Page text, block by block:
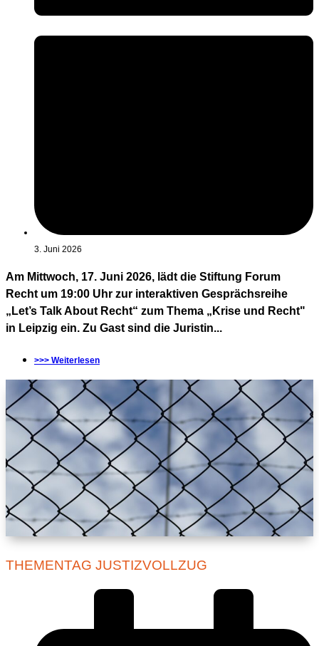
3. Juni 2026
Am Mittwoch, 17. Juni 2026, lädt die Stiftung Forum
Recht um 19:00 Uhr zur interaktiven Gesprächsreihe
„Let’s Talk About Recht“ zum Thema „Krise und Recht"
in Leipzig ein. Zu Gast sind die Juristin...
>>> Weiterlesen
THEMENTAG JUSTIZVOLLZUG